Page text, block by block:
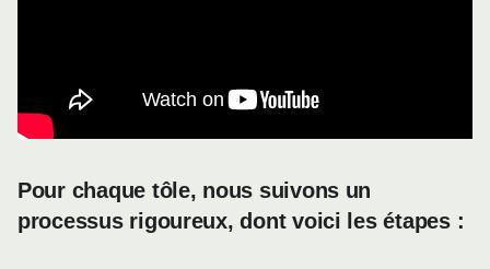
Pour chaque tôle, nous suivons un
processus rigoureux, dont voici les étapes :